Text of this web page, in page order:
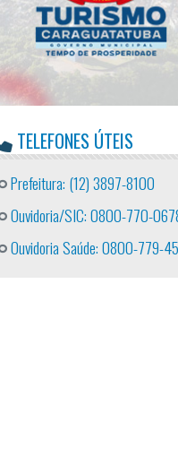
TELEFONES ÚTEIS
Prefeitura: (12) 3897-8100
Ouvidoria/SIC: 0800-770-
Ouvidoria Saúde: 0800-779-